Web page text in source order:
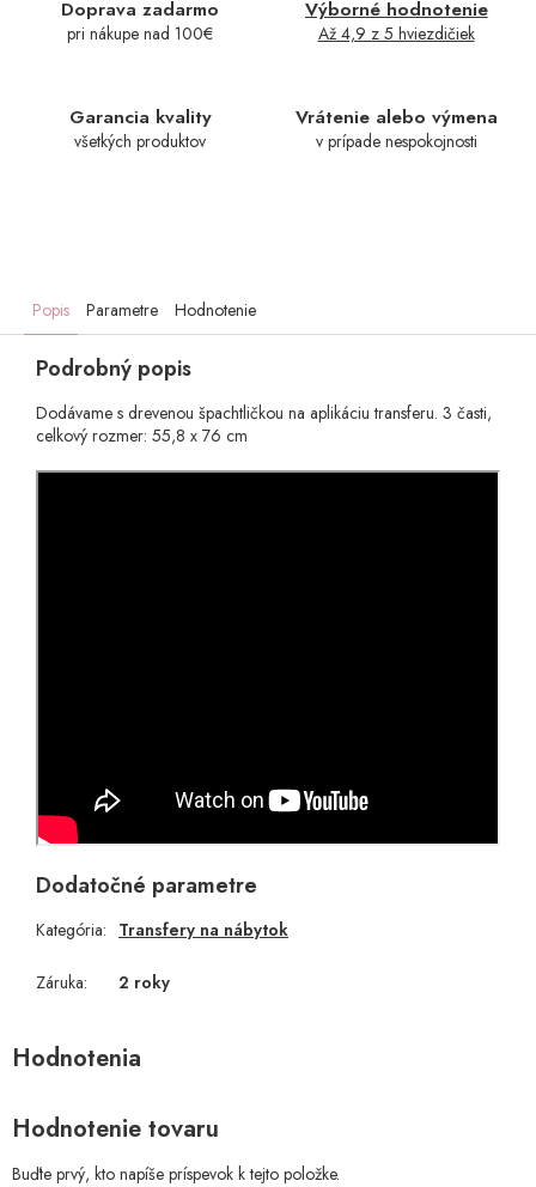
Doprava zadarmo
pri nákupe nad 100€
Výborné hodnotenie
Až 4,9 z 5 hviezdičiek
Garancia kvality
všetkých produktov
Vrátenie alebo výmena
v prípade nespokojnosti
Popis Parametre Hodnotenie
Podrobný popis
Dodávame s drevenou špachtličkou na aplikáciu transferu. 3 časti,
celkový rozmer: 55,8 x 76 cm
Dodatočné parametre
Kategória: Transfery na nábytok
Záruka: 2 roky
Hodnotenie tovaru
Buďte prvý, kto napíše príspevok k tejto položke.